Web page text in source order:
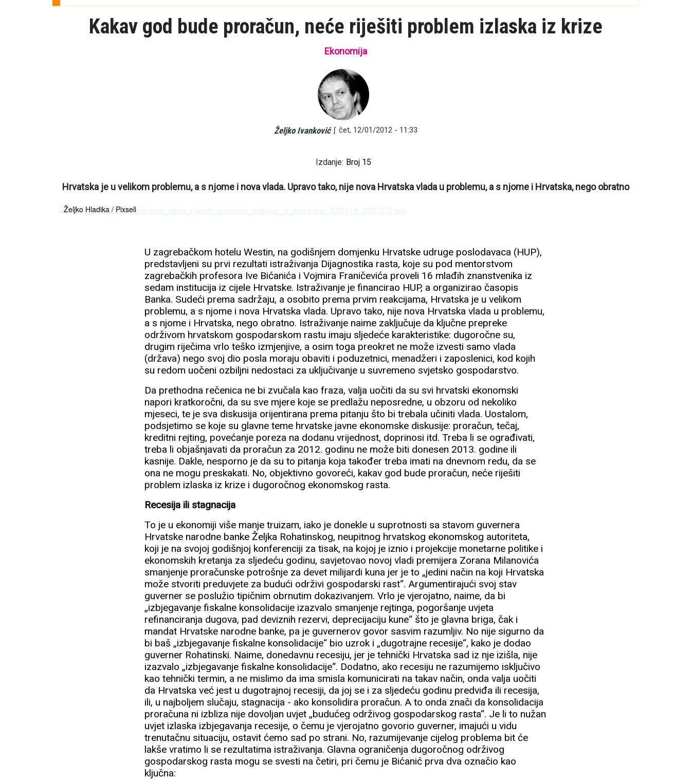
Kakav god bude proračun, neće riješiti problem izlaska iz krize
Ekonomija
Željko Ivanković ∫ čet, 12/01/2012 - 11:33
Izdanje: Broj 15
Hrvatska je u velikom problemu, a s njome i nova vlada. Upravo tako, nije nova Hrvatska vlada u problemu, a s njome i Hrvatska, nego obratno
Željko Hladika / Pixsell
U zagrebačkom hotelu Westin, na godišnjem domjenku Hrvatske udruge poslodavaca (HUP),
predstavljeni su prvi rezultati istraživanja Dijagnostika rasta, koje su pod mentorstvom
zagrebačkih profesora Ive Bićanića i Vojmira Franičevića proveli 16 mlađih znanstvenika iz
sedam institucija iz cijele Hrvatske. Istraživanje je financirao HUP, a organizirao časopis
Banka. Sudeći prema sadržaju, a osobito prema prvim reakcijama, Hrvatska je u velikom
problemu, a s njome i nova Hrvatska vlada. Upravo tako, nije nova Hrvatska vlada u problemu,
a s njome i Hrvatska, nego obratno. Istraživanje naime zaključuje da ključne prepreke
održivom hrvatskom gospodarskom rastu imaju sljedeće karakteristike: dugoročne su,
drugim riječima vrlo teško izmjenjive, a osim toga preokret ne može izvesti samo vlada
(država) nego svoj dio posla moraju obaviti i poduzetnici, menadžeri i zaposlenici, kod kojih
su redom uočeni ozbiljni nedostaci za uključivanje u suvremeno svjetsko gospodarstvo.
Da prethodna rečenica ne bi zvučala kao fraza, valja uočiti da su svi hrvatski ekonomski
napori kratkoročni, da su sve mjere koje se predlažu neposredne, u obzoru od nekoliko
mjeseci, te je sva diskusija orijentirana prema pitanju što bi trebala učiniti vlada. Uostalom,
podsjetimo se koje su glavne teme hrvatske javne ekonomske diskusije: proračun, tečaj,
kreditni rejting, povećanje poreza na dodanu vrijednost, doprinosi itd. Treba li se ograđivati,
treba li objašnjavati da proračun za 2012. godinu ne može biti donesen 2013. godine ili
kasnije. Dakle, nesporno je da su to pitanja koja također treba imati na dnevnom redu, da se
ona ne mogu preskakati. No, objektivno govoreći, kakav god bude proračun, neće riješiti
problem izlaska iz krize i dugoročnog ekonomskog rasta.
Recesija ili stagnacija
To je u ekonomiji više manje truizam, iako je donekle u suprotnosti sa stavom guvernera
Hrvatske narodne banke Željka Rohatinskog, neupitnog hrvatskog ekonomskog autoriteta,
koji je na svojoj godišnjoj konferenciji za tisak, na kojoj je iznio i projekcije monetarne politike i
ekonomskih kretanja za sljedeću godinu, savjetovao novoj vladi premijera Zorana Milanovića
smanjenje proračunske potrošnje za devet milijardi kuna jer je to „jedini način na koji Hrvatska
može stvoriti preduvjete za budući održivi gospodarski rast“. Argumentirajući svoj stav
guverner se poslužio tipičnim obrnutim dokazivanjem. Vrlo je vjerojatno, naime, da bi
„izbjegavanje fiskalne konsolidacije izazvalo smanjenje rejtinga, pogoršanje uvjeta
refinanciranja dugova, pad deviznih rezervi, deprecijaciju kune“ što je glavna briga, čak i
mandat Hrvatske narodne banke, pa je guvernerov govor sasvim razumljiv. No nije sigurno da
bi baš „izbjegavanje fiskalne konsolidacije“ bio uzrok i „dugotrajne recesije“, kako je dodao
guverner Rohatinski. Naime, donedavnu recesiju, jer je tehnički Hrvatska sad iz nje izišla, nije
izazvalo „izbjegavanje fiskalne konsolidacije“. Dodatno, ako recesiju ne razumijemo isključivo
kao tehnički termin, a ne mislimo da ima smisla komunicirati na takav način, onda valja uočiti
da Hrvatska već jest u dugotrajnoj recesiji, da joj se i za sljedeću godinu predviđa ili recesija,
ili, u najboljem slučaju, stagnacija - ako konsolidira proračun. A to onda znači da konsolidacija
proračuna ni izbliza nije dovoljan uvjet „budućeg održivog gospodarskog rasta“. Je li to nužan
uvjet izlaska izbjegavanja recesije, o čemu je vjerojatno govorio guverner, imajući u vidu
trenutačnu situaciju, ostavit ćemo sad po strani. No, razumijevanje cijelog problema bit će
lakše vratimo li se rezultatima istraživanja. Glavna ograničenja dugoročnog održivog
gospodarskog rasta mogu se svesti na četiri, pri čemu je Bićanić prva dva označio kao
ključna: